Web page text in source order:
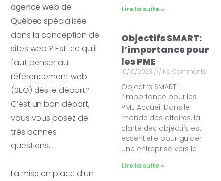
agence web de
Québec spécialisée
dans la conception de
sites web ? Est-ce qu’il
faut penser au
référencement web
(SEO) dès le départ?
C’est un bon départ,
vous vous posez de
très bonnes
questions.
La mise en place d’un
Lire la suite »
Objectifs SMART:
l’importance pour
les PME
10/10/2023 No Comments
Objectifs SMART :
l’importance pour les
PME Accueil Dans le
monde des affaires, la
clarté des objectifs est
essentielle pour guider
une entreprise vers le
Lire la suite »